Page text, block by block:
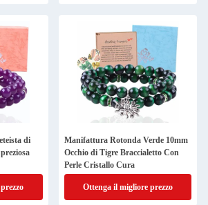
di
Manifattura Rotonda Verde 10mm
Occhio di Tigre Braccialetto Con
Perle Cristallo Cura
Ottenga il migliore prezzo